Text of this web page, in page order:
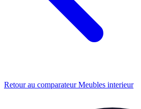
Retour au comparateur Meubles interieur